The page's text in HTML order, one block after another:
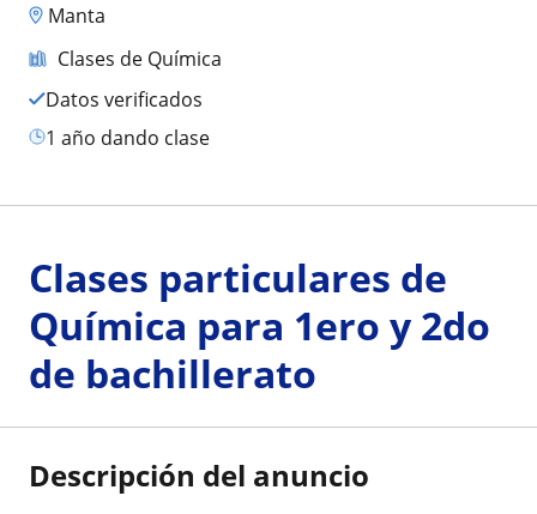
Manta
Clases de Química
Datos verificados
1 año dando clase
Clases particulares de
Química para 1ero y 2do
de bachillerato
Descripción del anuncio